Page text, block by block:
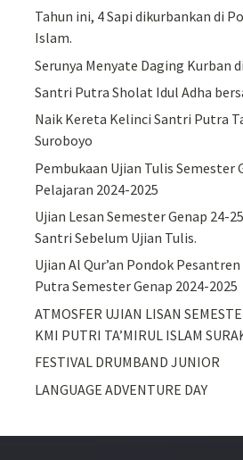
Tahun ini, 4 Sapi dikurbankan di
Islam.
Serunya Menyate Daging Kurban
Santri Putra Sholat Idul Adha
Naik Kereta Kelinci Santri Putra
Suroboyo
Pembukaan Ujian Tulis Semester
Pelajaran 2024-2025
Ujian Lesan Semester Genap 24-
Santri Sebelum Ujian Tulis.
Ujian Al Qur’an Pondok
Putra Semester Genap 2024-2025
ATMOSFER UJIAN LISAN
KMI PUTRI TA’MIRUL ISLAM
FESTIVAL DRUMBAND JUNIOR
LANGUAGE ADVENTURE DAY